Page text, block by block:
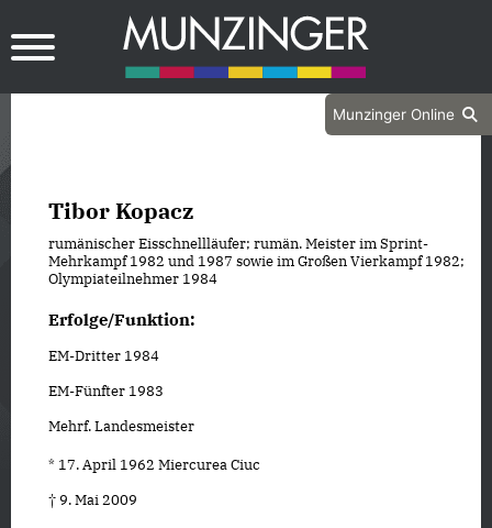
Munzinger Online
Tibor Kopacz
rumänischer Eisschnellläufer; rumän. Meister im Sprint-
Mehrkampf 1982 und 1987 sowie im Großen Vierkampf 1982;
Olympiateilnehmer 1984
Erfolge/Funktion:
EM-Dritter 1984
EM-Fünfter 1983
Mehrf. Landesmeister
* 17. April 1962 Miercurea Ciuc
† 9. Mai 2009